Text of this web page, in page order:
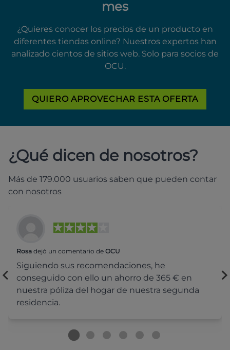
mes
¿Quieres conocer los precios de un producto en
diferentes tiendas online? Nuestros expertos han
analizado cientos de sitios web. Solo para socios de
OCU.
QUIERO APROVECHAR ESTA OFERTA
¿Qué dicen de nosotros?
Más de 179.000 usuarios saben que pueden contar
con nosotros
Rosa dejó un comentario de OCU
Siguiendo sus recomendaciones, he
conseguido con ello un ahorro de 365 € en
nuestra póliza del hogar de nuestra segunda
residencia.